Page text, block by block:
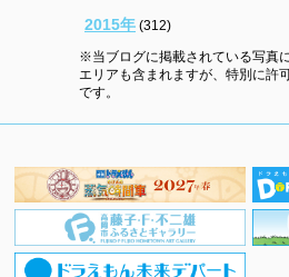
2015年 (312)
※当ブログに掲載されている写真
エリアも含まれますが、特別に許
です。